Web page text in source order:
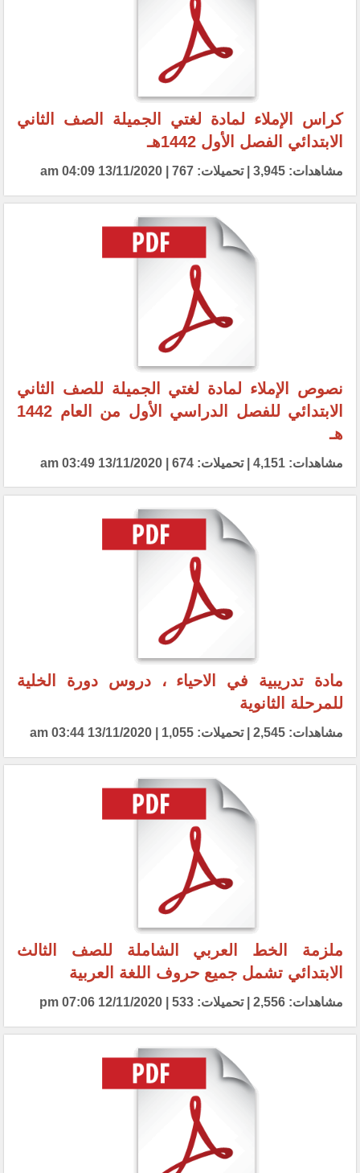
كراس الإملاء لمادة لغتي الجميلة الصف الثاني
الابتدائي الفصل الأول 1442هـ
مشاهدات: 3,945 | تحميلات: 767 | 13/11/2020 04:09 am
نصوص الإملاء لمادة لغتي الجميلة للصف الثاني
الابتدائي للفصل الدراسي الأول من العام 1442
هـ
مشاهدات: 4,151 | تحميلات: 674 | 13/11/2020 03:49 am
مادة تدريبية في الاحياء ، دروس دورة الخلية
للمرحلة الثانوية
مشاهدات: 2,545 | تحميلات: 1,055 | 13/11/2020 03:44 am
ملزمة الخط العربي الشاملة للصف الثالث
الابتدائي تشمل جميع حروف اللغة العربية
مشاهدات: 2,556 | تحميلات: 533 | 12/11/2020 07:06 pm